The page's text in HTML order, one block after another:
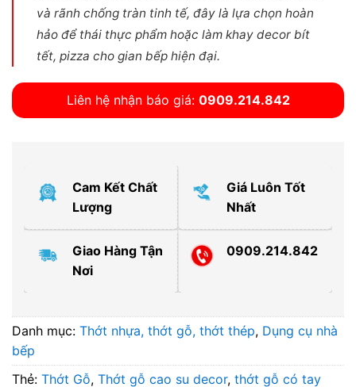
và rãnh chống tràn tinh tế, đây là lựa chọn hoàn
hảo để thái thực phẩm hoặc làm khay decor bít
tết, pizza cho gian bếp hiện đại.
Liên hệ nhận báo giá: 0909.214.842
Cam Kết Chất
Lượng
Giá Luôn Tốt
Nhất
Giao Hàng Tận
Nơi
0909.214.842
Danh mục: Thớt nhựa, thớt gỗ, thớt thép, Dụng cụ nhà
bếp
Thẻ: Thớt Gỗ, Thớt gỗ cao su decor, thớt gỗ có tay